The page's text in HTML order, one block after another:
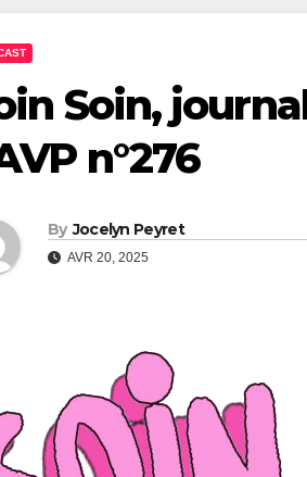
Soin,
n°276
By Jocelyn Peyret
AVR 20, 2025